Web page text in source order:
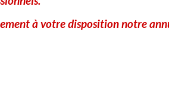
E-mail
à votre disposition notre